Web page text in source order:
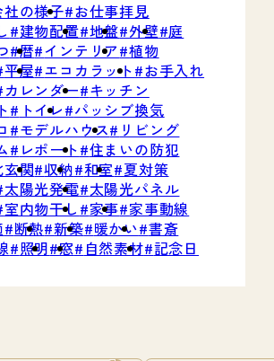
社の様子 お仕事拝見
建物配置 地盤 外壁 庭
暦 インテリア 植物
平屋 エコカラット
お手入れ
カレンダー キッチン
トイレ
パッシブ換気
モデルハウス
リビング
レポート 住まいの防犯
玄関 収納 和室 夏対策
太陽光発電 太陽光パネル
室内物干し 家事 家事動線
断熱 新築 暖かい 書斎
照明 窓 自然素材 記念日